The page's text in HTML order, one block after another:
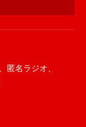
匿名ラジオ